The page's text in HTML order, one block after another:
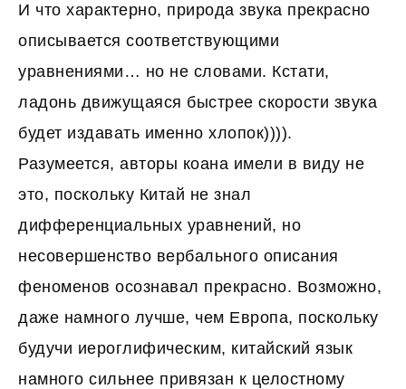
И что характерно, природа звука прекрасно
описывается соответствующими
уравнениями… но не словами. Кстати,
ладонь движущаяся быстрее скорости звука
будет издавать именно хлопок)))).
Разумеется, авторы коана имели в виду не
это, поскольку Китай не знал
дифференциальных уравнений, но
несовершенство вербального описания
феноменов осознавал прекрасно. Возможно,
даже намного лучше, чем Европа, поскольку
будучи иероглифическим, китайский язык
намного сильнее привязан к целостному